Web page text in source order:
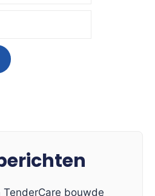
TenderCare bouwde